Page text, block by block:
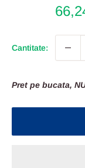
Cantitate:
Pret pe bucata,